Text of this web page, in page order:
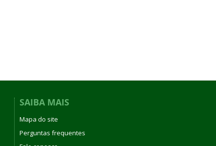
SAIBA MAIS
Mapa do site
Perguntas frequentes